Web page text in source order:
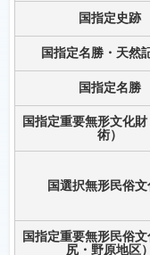
国指定史跡
国指定名勝・天然
国指定名勝
国指定重要無形文化
術）
国選択無形民俗
国指定重要無形民俗
尻・野原地区）